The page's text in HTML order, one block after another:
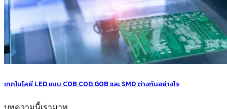
เทคโนโลยี LED แบบ COB COG GOB และ SMD ต่างกันอย่างไร
บทความนี้เรามาท